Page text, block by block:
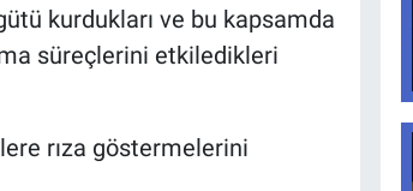
kurdukları ve bu kapsamda
süreçlerini etkiledikleri
rıza göstermelerini